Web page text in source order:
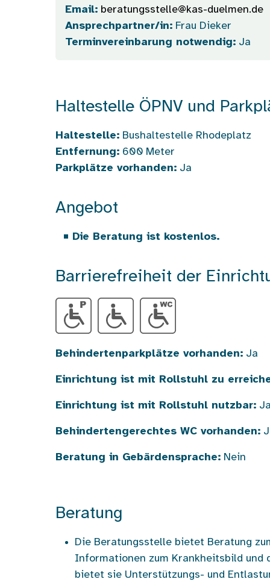
Email: beratungsstelle@kas-duelmen.de
Ansprechpartner/in: Frau Dieker
Terminvereinbarung notwendig: Ja
Haltestelle ÖPNV und
Haltestelle: Bushaltestelle Rhodeplatz
Entfernung: 600 Meter
Parkplätze vorhanden: Ja
Angebot
Die Beratung ist kostenlos.
Barrierefreiheit der
Behindertenparkplätze vorhanden: Ja
Einrichtung ist mit Rollstuhl zu
Einrichtung ist mit Rollstuhl nutzbar: Ja
Behindertengerechtes WC vorhanden:
Beratung in Gebärdensprache: Nein
Beratung
Die Beratungsstelle bietet Beratung
Informationen zum Krankheitsbild und
bietet sie Unterstützungs- und